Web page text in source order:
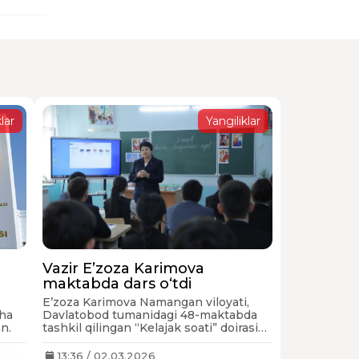
Yangiliklar
Vazir E’zoza Karimova
maktabda dars o‘tdi
E’zoza Karimova Namangan viloyati,
Davlatobod tumanidagi 48-maktabda
tashkil qilingan “Kelajak soati” doirasida
13:36 / 02.03.2026